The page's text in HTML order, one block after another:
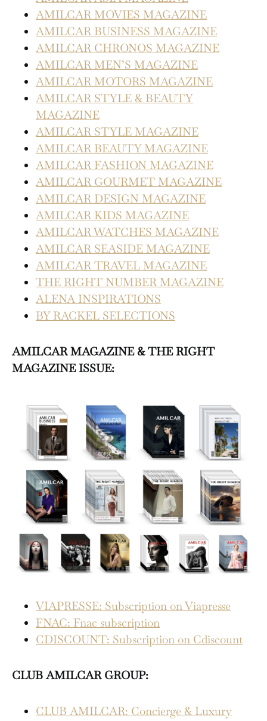
AMILCAR MOVIES MAGAZINE
AMILCAR BUSINESS MAGAZINE
AMILCAR CHRONOS MAGAZINE
AMILCAR MEN’S MAGAZINE
AMILCAR MOTORS MAGAZINE
AMILCAR STYLE & BEAUTY
MAGAZINE
AMILCAR STYLE MAGAZINE
AMILCAR BEAUTY MAGAZINE
AMILCAR FASHION MAGAZINE
AMILCAR GOURMET MAGAZINE
AMILCAR DESIGN MAGAZINE
AMILCAR KIDS MAGAZINE
AMILCAR WATCHES MAGAZINE
AMILCAR SEASIDE MAGAZINE
AMILCAR TRAVEL MAGAZINE
THE RIGHT NUMBER MAGAZINE
ALENA INSPIRATIONS
BY RACKEL SELECTIONS
AMILCAR MAGAZINE & THE RIGHT
MAGAZINE ISSUE:
VIAPRESSE: Subscription on Viapresse
FNAC: Fnac subscription
CDISCOUNT: Subscription on Cdiscount
CLUB AMILCAR GROUP:
CLUB AMILCAR: Concierge & Luxury